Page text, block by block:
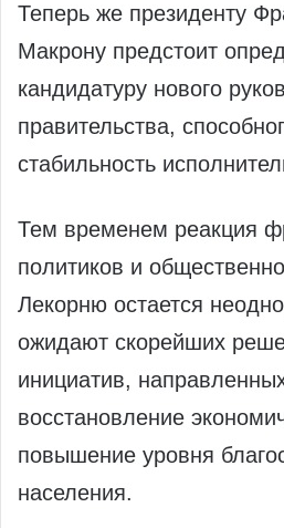
Теперь же президенту
Макрону предстоит
кандидатуру нового
правительства,
стабильность
Тем временем реакция
политиков и
Лекорню остается
ожидают скорейших
инициатив,
восстановление
повышение уровня
населения.